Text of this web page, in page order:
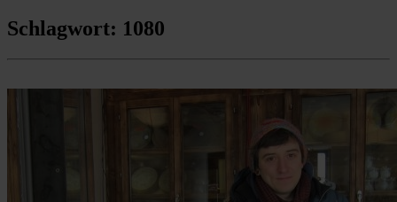
Schlagwort: 1080